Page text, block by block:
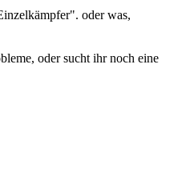
oder was,
oder sucht ihr noch eine